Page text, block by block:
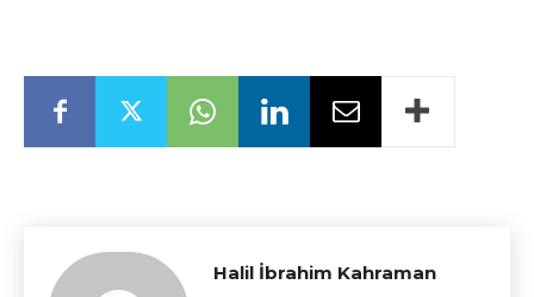
Halil İbrahim Kahraman